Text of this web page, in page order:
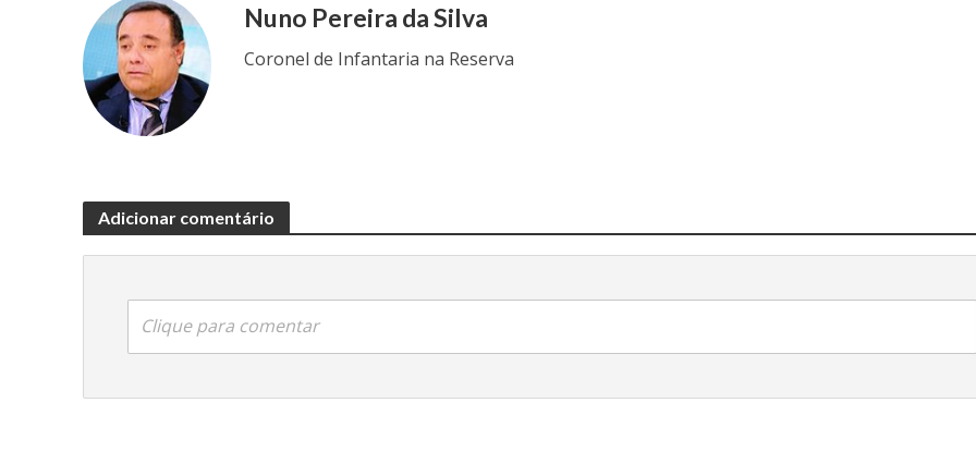
Nuno Pereira da Silva
Coronel de Infantaria na Reserva
Adicionar comentário
Clique para comentar